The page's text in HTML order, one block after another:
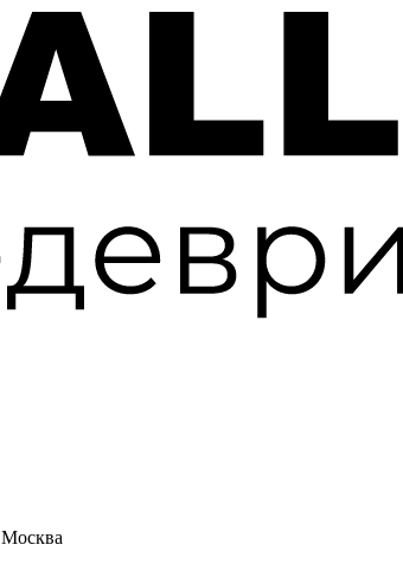
Москва